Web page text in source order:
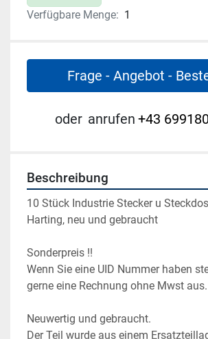
Verfügbare Menge: 1
Frage - Angebot -
oder anrufen +43
Beschreibung
10 Stück Industrie Stecker u
Harting, neu und gebraucht
Sonderpreis !!
Wenn Sie eine UID Nummer haben
gerne eine Rechnung ohne Mwst aus.
Neuwertig und gebraucht.
Der Teil wurde aus einem